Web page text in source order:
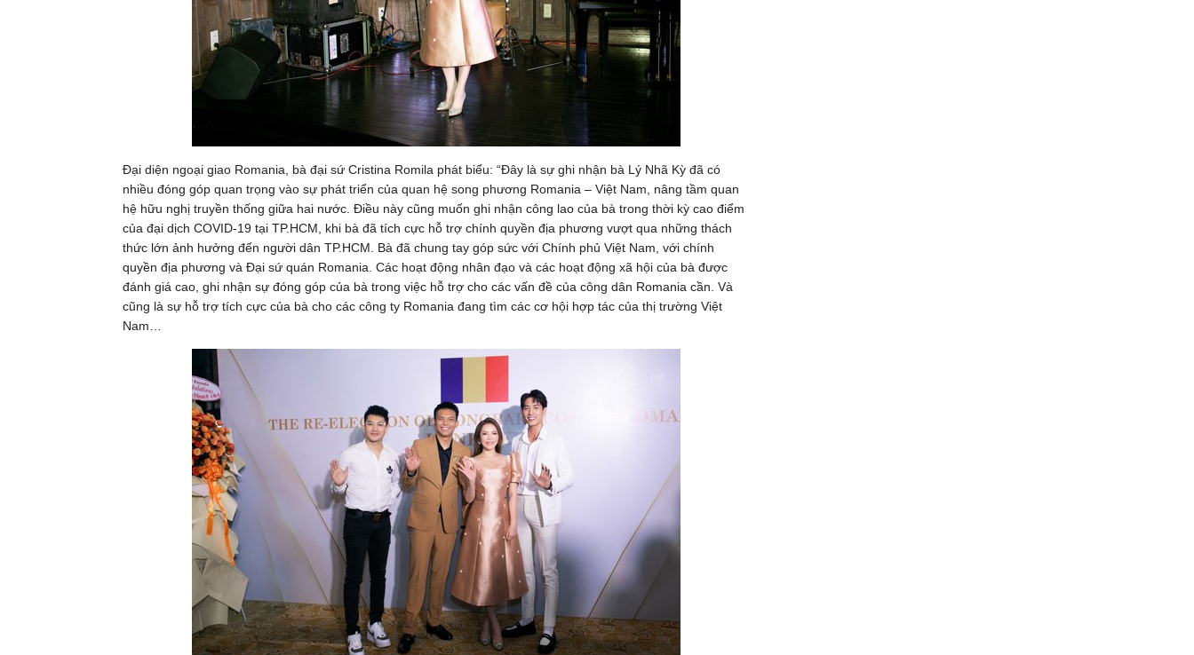
Đại diện ngoại giao Romania, bà đại sứ Cristina Romila phát biểu: “Đây là sự ghi nhận bà Lý Nhã Kỳ đã có
nhiều đóng góp quan trọng vào sự phát triển của quan hệ song phương Romania – Việt Nam, nâng tầm quan
hệ hữu nghị truyền thống giữa hai nước. Điều này cũng muốn ghi nhận công lao của bà trong thời kỳ cao điểm
của đại dịch COVID-19 tại TP.HCM, khi bà đã tích cực hỗ trợ chính quyền địa phương vượt qua những thách
thức lớn ảnh hưởng đến người dân TP.HCM. Bà đã chung tay góp sức với Chính phủ Việt Nam, với chính
quyền địa phương và Đại sứ quán Romania. Các hoạt động nhân đạo và các hoạt động xã hội của bà được
đánh giá cao, ghi nhận sự đóng góp của bà trong việc hỗ trợ cho các vấn đề của công dân Romania cần. Và
cũng là sự hỗ trợ tích cực của bà cho các công ty Romania đang tìm các cơ hội hợp tác của thị trường Việt
Nam…